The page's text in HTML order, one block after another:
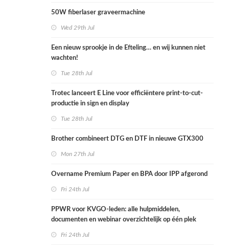
50W fiberlaser graveermachine
Wed 29th Jul
Een nieuw sprookje in de Efteling… en wij kunnen niet
wachten!
Tue 28th Jul
Trotec lanceert E Line voor efficiëntere print-to-cut-
productie in sign en display
Tue 28th Jul
Brother combineert DTG en DTF in nieuwe GTX300
Mon 27th Jul
Overname Premium Paper en BPA door IPP afgerond
Fri 24th Jul
PPWR voor KVGO-leden: alle hulpmiddelen,
documenten en webinar overzichtelijk op één plek
Fri 24th Jul